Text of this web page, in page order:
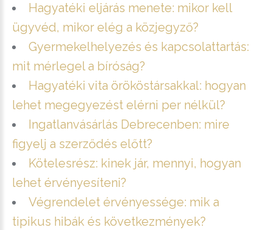
Hagyatéki eljárás menete: mikor kell
ügyvéd, mikor elég a közjegyző?
Gyermekelhelyezés és kapcsolattartás:
mit mérlegel a bíróság?
Hagyatéki vita örököstársakkal: hogyan
lehet megegyezést elérni per nélkül?
Ingatlanvásárlás Debrecenben: mire
figyelj a szerződés előtt?
Kötelesrész: kinek jár, mennyi, hogyan
lehet érvényesíteni?
Végrendelet érvényessége: mik a
tipikus hibák és következmények?